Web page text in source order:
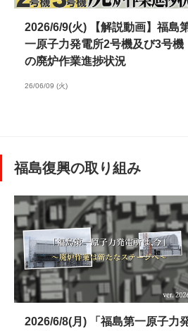
2026/6/9(火) 【解説動画】福島
一原子力発電所2号機及び3号機
の廃炉作業進捗状況
26/06/09 (火)
福島復興の取り組み
2026/6/8(月) 「福島第一原子力